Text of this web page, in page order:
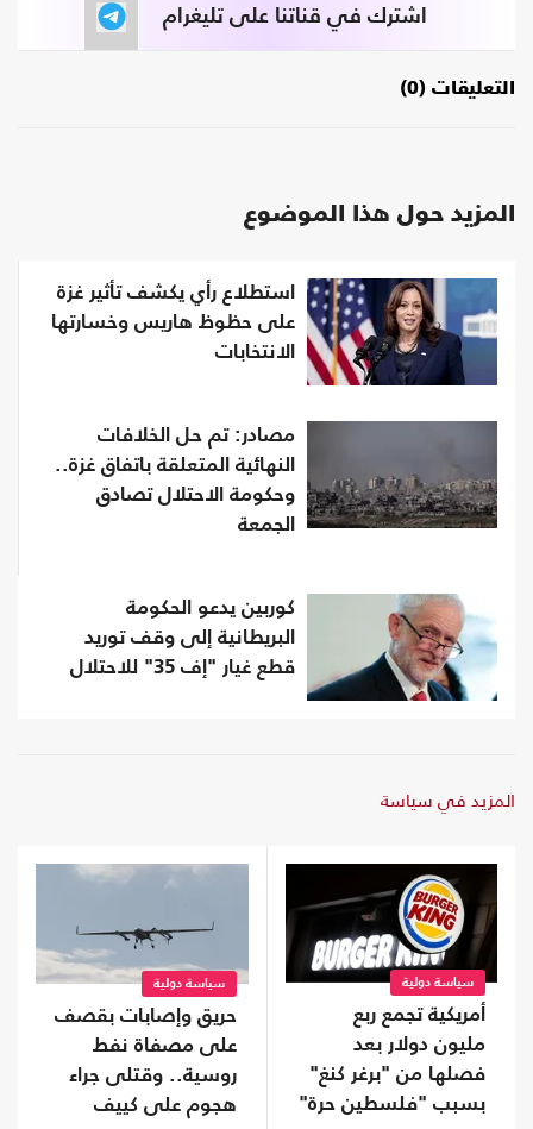
اشترك في قناتنا على تليغرام
التعليقات (0)
المزيد حول هذا الموضوع
استطلاع رأي يكشف تأثير غزة
على حظوظ هاريس وخسارتها
الانتخابات
مصادر: تم حل الخلافات
النهائية المتعلقة باتفاق غزة..
وحكومة الاحتلال تصادق
الجمعة
كوربين يدعو الحكومة
البريطانية إلى وقف توريد
قطع غيار "إف 35" للاحتلال
المزيد في سياسة
سياسة دولية
أمريكية تجمع ربع
مليون دولار بعد
فصلها من "برغر كنغ"
بسبب "فلسطين حرة"
سياسة دولية
حريق وإصابات بقصف
على مصفاة نفط
روسية.. وقتلى جراء
هجوم على كييف